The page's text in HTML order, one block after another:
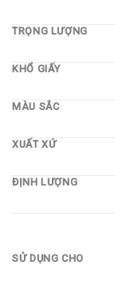
TRỌNG LƯỢNG
KHỔ GIẤY
MÀU SẮC
XUẤT XỨ
ĐỊNH LƯỢNG
SỬ DỤNG CHO